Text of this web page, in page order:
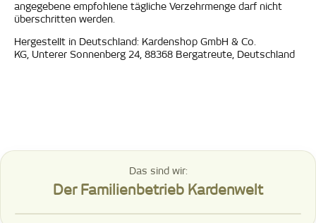
angegebene empfohlene tägliche Verzehrmenge darf nicht
überschritten werden.
Hergestellt in Deutschland: Kardenshop GmbH & Co.
KG, Unterer Sonnenberg 24, 88368 Bergatreute, Deutschland
Das sind wir:
Der Familienbetrieb Kardenwelt